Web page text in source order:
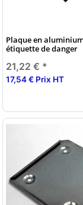
Plaque en
étiquette de danger
21,22 € *
17,54 € Prix HT